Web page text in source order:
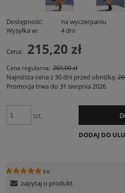
Dostępność:
na wyczerpaniu
Wysyłka w:
4 dni
Cena: 215,20 zł
Cena regularna: 269,00 zł
Najniższa cena z 30 dni przed obniżką:
Promocja trwa do 31 sierpnia 2026
szt.
DODAJ DO
5.0
zapytaj o produkt